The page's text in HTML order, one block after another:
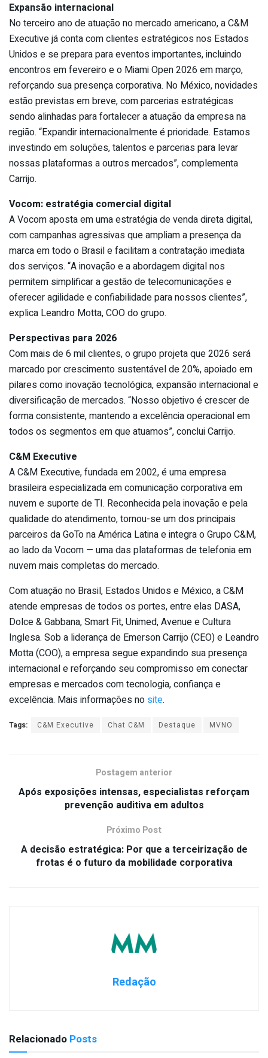
Expansão internacional
No terceiro ano de atuação no mercado americano, a C&M
Executive já conta com clientes estratégicos nos Estados
Unidos e se prepara para eventos importantes, incluindo
encontros em fevereiro e o Miami Open 2026 em março,
reforçando sua presença corporativa. No México, novidades
estão previstas em breve, com parcerias estratégicas
sendo alinhadas para fortalecer a atuação da empresa na
região. “Expandir internacionalmente é prioridade. Estamos
investindo em soluções, talentos e parcerias para levar
nossas plataformas a outros mercados”, complementa
Carrijo.
Vocom: estratégia comercial digital
A Vocom aposta em uma estratégia de venda direta digital,
com campanhas agressivas que ampliam a presença da
marca em todo o Brasil e facilitam a contratação imediata
dos serviços. “A inovação e a abordagem digital nos
permitem simplificar a gestão de telecomunicações e
oferecer agilidade e confiabilidade para nossos clientes”,
explica Leandro Motta, COO do grupo.
Perspectivas para 2026
Com mais de 6 mil clientes, o grupo projeta que 2026 será
marcado por crescimento sustentável de 20%, apoiado em
pilares como inovação tecnológica, expansão internacional e
diversificação de mercados. “Nosso objetivo é crescer de
forma consistente, mantendo a excelência operacional em
todos os segmentos em que atuamos”, conclui Carrijo.
C&M Executive
A C&M Executive, fundada em 2002, é uma empresa
brasileira especializada em comunicação corporativa em
nuvem e suporte de TI. Reconhecida pela inovação e pela
qualidade do atendimento, tornou-se um dos principais
parceiros da GoTo na América Latina e integra o Grupo C&M,
ao lado da Vocom — uma das plataformas de telefonia em
nuvem mais completas do mercado.
Com atuação no Brasil, Estados Unidos e México, a C&M
atende empresas de todos os portes, entre elas DASA,
Dolce & Gabbana, Smart Fit, Unimed, Avenue e Cultura
Inglesa. Sob a liderança de Emerson Carrijo (CEO) e Leandro
Motta (COO), a empresa segue expandindo sua presença
internacional e reforçando seu compromisso em conectar
empresas e mercados com tecnologia, confiança e
excelência. Mais informações no site.
Tags: C&M Executive Chat C&M Destaque MVNO
Postagem anterior
Após exposições intensas, especialistas reforçam
prevenção auditiva em adultos
Próximo Post
A decisão estratégica: Por que a terceirização de
frotas é o futuro da mobilidade corporativa
Redação
Relacionado Posts